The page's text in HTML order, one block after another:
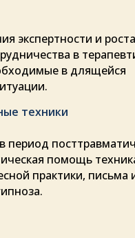
экспертности и роста
в
в длящейся
техники
период
помощь
практики, письма